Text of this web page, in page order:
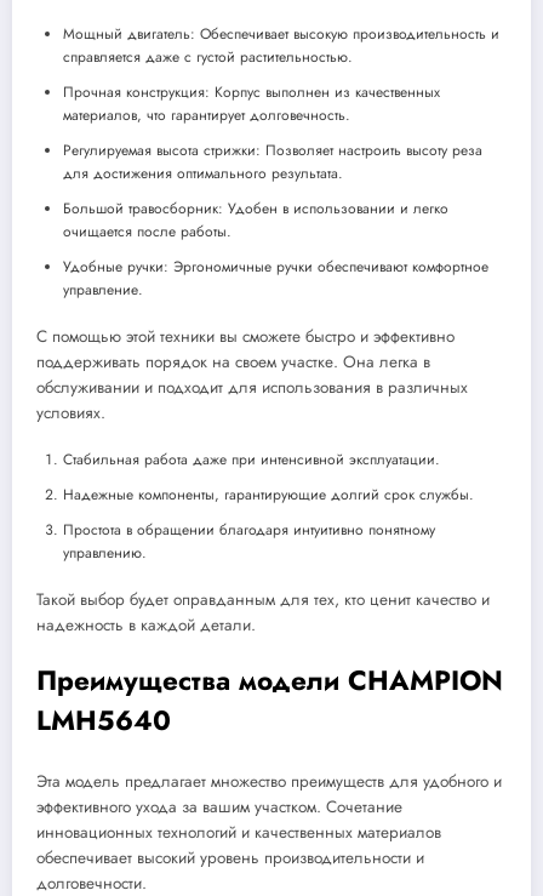
Мощный двигатель: Обеспечивает высокую производительность и
справляется даже с густой растительностью.
Прочная конструкция: Корпус выполнен из качественных
материалов, что гарантирует долговечность.
Регулируемая высота стрижки: Позволяет настроить высоту реза
для достижения оптимального результата.
Большой травосборник: Удобен в использовании и легко
очищается после работы.
Удобные ручки: Эргономичные ручки обеспечивают комфортное
управление.
С помощью этой техники вы сможете быстро и эффективно
поддерживать порядок на своем участке. Она легка в
обслуживании и подходит для использования в различных
условиях.
Стабильная работа даже при интенсивной эксплуатации.
Надежные компоненты, гарантирующие долгий срок службы.
Простота в обращении благодаря интуитивно понятному
управлению.
Такой выбор будет оправданным для тех, кто ценит качество и
надежность в каждой детали.
Преимущества модели CHAMPION
LMH5640
Эта модель предлагает множество преимуществ для удобного и
эффективного ухода за вашим участком. Сочетание
инновационных технологий и качественных материалов
обеспечивает высокий уровень производительности и
долговечности.